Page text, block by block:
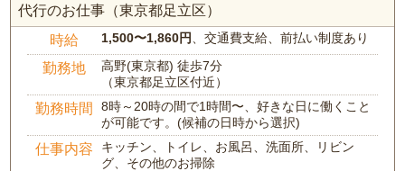
代行のお仕事（東京都足立区）
時給 1,500〜1,860円 、交通費支給、前払い制度あり
勤務地
高野(東京都) 徒歩7分
（東京都足立区付近）
勤務時間
8時～20時の間で1時間〜、好きな日に働くこと
が可能です。(候補の日時から選択)
仕事内容
キッチン、トイレ、お風呂、洗面所、リビン
グ、その他のお掃除